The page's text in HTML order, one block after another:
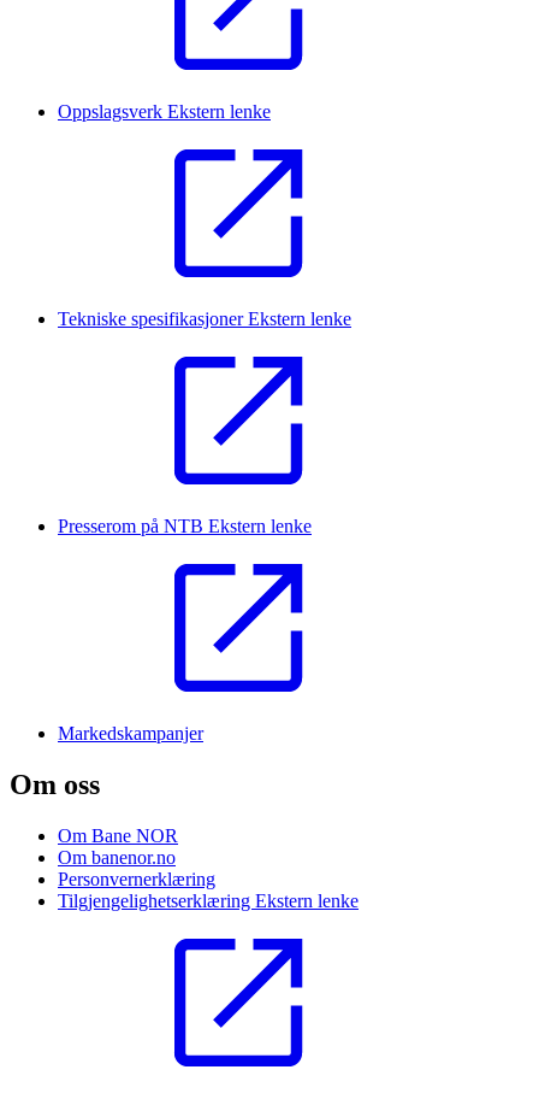
Oppslagsverk Ekstern lenke
Tekniske spesifikasjonerEkstern lenke
Presserom på NTB Ekstern lenke
Markedskampanjer
Om oss
Om Bane NOR
Om banenor.no
Personvernerklæring
Tilgjengelighetserklæring Ekstern lenke